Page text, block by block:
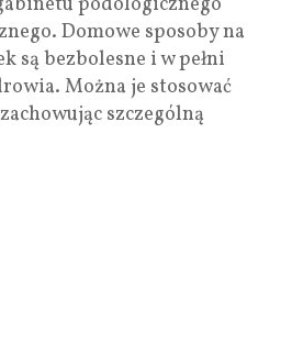
Domowe sposoby na
są bezbolesne i w pełni
Można je stosować
szczególną